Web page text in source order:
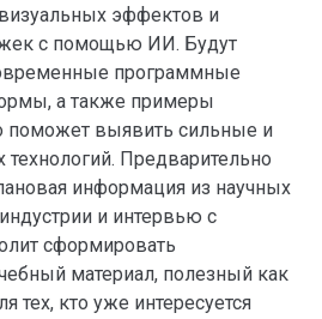
эффектов и
с помощью ИИ. Будут
программные
а также примеры
поможет выявить сильные и
Предварительно
информация из научных
и интервью с
сформировать
материал, полезный как
тех, кто уже интересуется